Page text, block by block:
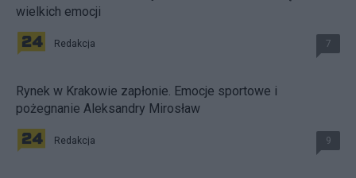
wielkich emocji
Redakcja 7
Rynek w Krakowie zapłonie. Emocje sportowe i
pożegnanie Aleksandry Mirosław
Redakcja 9